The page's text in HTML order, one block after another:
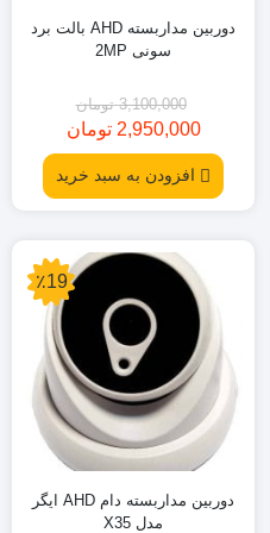
دوربین مداربسته AHD بالت برد
سونی 2MP
3,100,000 تومان
قیمت
اصلی:
3,100,000
2,950,000 تومان
قیمت
فعلی:
2,950,000
افزودن به سبد خرید
٪19
دوربین مداربسته دام AHD ایگر
مدل X35